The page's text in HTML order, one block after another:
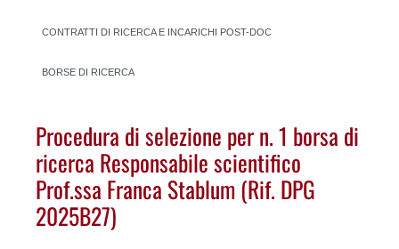
CONTRATTI DI RICERCA E INCARICHI POST-DOC
BORSE DI RICERCA
Procedura di selezione per n. 1 borsa di
ricerca Responsabile scientifico
Prof.ssa Franca Stablum (Rif. DPG
2025B27)